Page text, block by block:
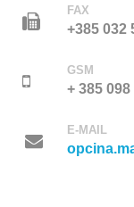
FAX
+385 032
GSM
+ 385
E-MAIL